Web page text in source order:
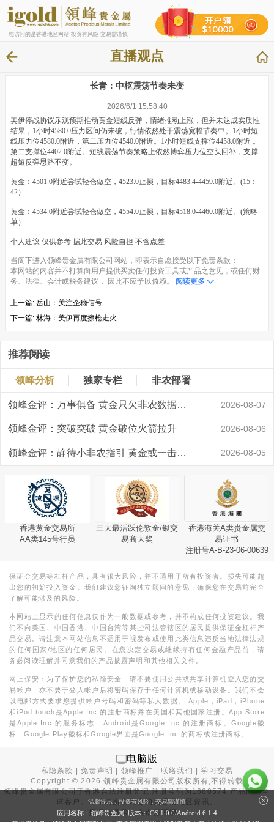
您访问的是香港地区网站 投资有风险 交易需谨慎
直播观点
长青：中枢震荡节奏未变
2026/6/1 15:58:40
美伊停战协议乐观预期推动黄金短线反弹，情绪推动上涨，但并未达成实质性
结果，1小时4580.0压力区间仍未破，行情依然处于震荡宽幅节奏中。1小时短
线压力位4580.0附近，第二压力位4540.0附近。1小时短线支撑位4458.0附近 。
第二支撑位4402.0附近。短线震荡节奏策略上依然博弈压力位空头回补，支撑
超短反弹思路不变。
黄金：4501.0附近尝试轻仓做空，4523.0止损，目标4483.4-4459.0附近。(15：
42）
黄金：4534.0附近尝试轻仓做空，4554.0止损，目标4518.0-4460.0附近。(策略
单）
个人建议 仅供参考 据此交易 风险自担 不含点差
当阁下进入领峰贵金属有限公司网站，即表示自愿接受以下免责条款：
本网站的内容并不打算向用户提供买卖任何投资工具或产品之意见，或任何财
务、法律、会计或税务建议， 因此不应予以倚赖。
阅读更多
上一篇: 岳山：关注企稳信号
下一篇: 林海：美伊再度擦枪走火
推荐阅读
领峰分析 独家专栏 非农部署
领峰金评：万事俱备 黄金只欠非农数据“东风” 2026-08-07
领峰金评：突破突破 黄金破位火箭拉升 2026-08-06
领峰金评：静待小非农指引 黄金或一击破局 2026-08-05
香港黄金交易所
AA类145号行员
三大最活跃伦敦金/银交
易商大奖
香港海关A类贵金属交
易证书
注册号A-B-23-06-00639
保证金交易等杠杆产品，具有很大风险，并不适用于所有投资者。损失可能超
出您的初始投入资金。我们建议您征询独立顾问的意见，确保您在交易前完全
了解可能涉及的风险。
本网站上显示的任何信息仅作为一般数据或参考，并不构成任何投资建议。我
们不向美国、中国香港、中国台湾等某些司法管辖区的居民提供保证金杠杆产
品交易。请注意本网站信息不适用于视发布或使用此类信息违反当地法律法规
的任何国家/地区的任何居民。在您决定交易或继续持有任何金融产品前，请
务必阅读理解并同意我们的产品披露声明和其他相关文件。
网上保安：为了保护您的私隐安全，请不要使用公共或共享计算机登入您的交
易帐户，亦不要于登入帐户后将密码保存于任何计算机或移动设备。我们不会
以电邮方式要求您提供帐户号码和密码等私人数据。 Apple，iPad，iPhone
和iPod touch是Apple Inc.的注册商标并在美国和其他国家注册。App Store
是Apple Inc.的服务标志，Android是Google Inc.的注册商标。Google徽
标，Google Play徽标和Google界面是Google Inc.的商标或注册商标。
电脑版
私隐条款 |免责声明 领峰推广 |联络我们 |学习交易
Copyright ©2026 领峰贵金属有限公司版权所有,不得转载
领峰贵金属有限公司于香港合法注册登记,注册号码为1660574,产品面向全
球客户。本站内所有内容均为香港地区资讯。
投资有风险，入市需谨慎。
温馨提示：投资有风险，交易需谨慎
应用名称：领峰贵金属 版本：iOS 1.0.0/Android 6.1.4